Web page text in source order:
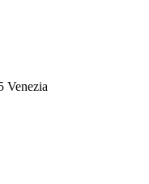
Venezia